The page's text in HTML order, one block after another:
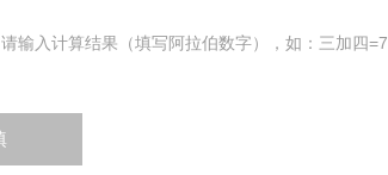
请输入计算结果（填写阿拉伯数字），如：三加四=7